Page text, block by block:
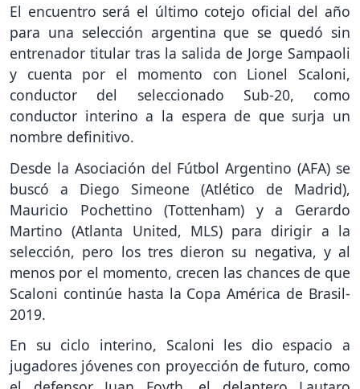
El encuentro será el último cotejo oficial del año
para una selección argentina que se quedó sin
entrenador titular tras la salida de Jorge Sampaoli
y cuenta por el momento con Lionel Scaloni,
conductor del seleccionado Sub-20, como
conductor interino a la espera de que surja un
nombre definitivo.
Desde la Asociación del Fútbol Argentino (AFA) se
buscó a Diego Simeone (Atlético de Madrid),
Mauricio Pochettino (Tottenham) y a Gerardo
Martino (Atlanta United, MLS) para dirigir a la
selección, pero los tres dieron su negativa, y al
menos por el momento, crecen las chances de que
Scaloni continúe hasta la Copa América de Brasil-
2019.
En su ciclo interino, Scaloni les dio espacio a
jugadores jóvenes con proyección de futuro, como